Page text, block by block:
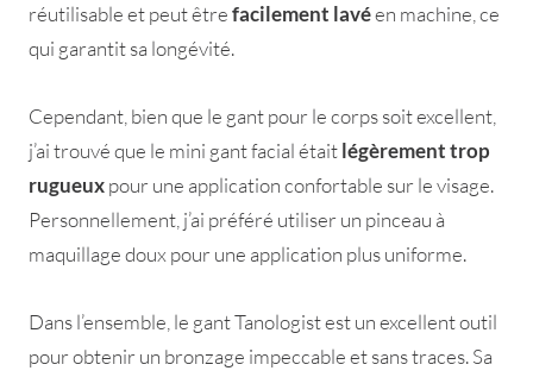
réutilisable et peut êtrefacilement lavéen machine, ce
qui garantit sa longévité.
Cependant, bien que le gant pour le corps soit excellent,
j’ai trouvé que le mini gant facial étaitlégèrement trop
rugueuxpour une application confortable sur le visage.
Personnellement, j’ai préféré utiliser un pinceau à
maquillage doux pour une application plus uniforme.
Dans l’ensemble, le gant Tanologist est un excellent outil
pour obtenir un bronzage impeccable et sans traces. Sa